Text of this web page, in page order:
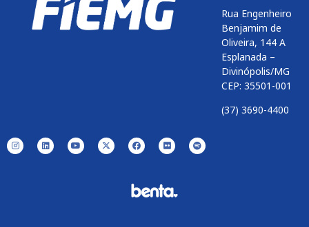
Rua Engenheiro
Benjamim de
Oliveira, 144 A
Esplanada –
Divinópolis/MG
CEP: 35501-001
(37) 3690-4400